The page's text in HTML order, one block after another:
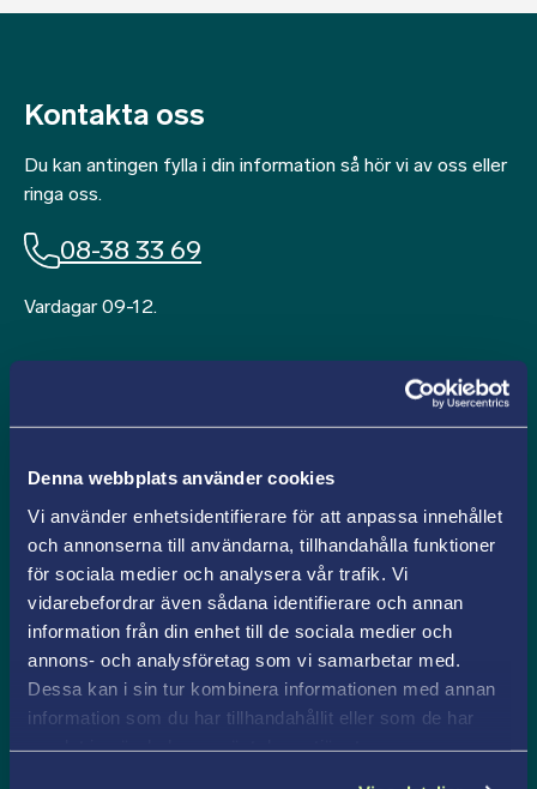
Denna webbplats använder cookies
Vi använder enhetsidentifierare för att anpassa innehållet
och annonserna till användarna, tillhandahålla funktioner
för sociala medier och analysera vår trafik. Vi
vidarebefordrar även sådana identifierare och annan
information från din enhet till de sociala medier och
annons- och analysföretag som vi samarbetar med.
Dessa kan i sin tur kombinera informationen med annan
information som du har tillhandahållit eller som de har
Kontakta oss
Du kan antingen fylla i din information så hör vi av oss eller
ringa oss.
08-38 33 69
Vardagar 09-12.
Efternamn
E-
post
*
Utbildning
Meddelande